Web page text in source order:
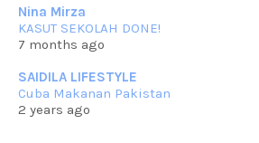
Jun 20 2023
RESIPI PISANG MUDA MASAK LEMAK
lemak ni che mat... read more
Mar 07 2023
Nina Mirza
KASUT SEKOLAH DONE!
7 months ago
SAIDILA LIFESTYLE
Cuba Makanan Pakistan
2 years ago